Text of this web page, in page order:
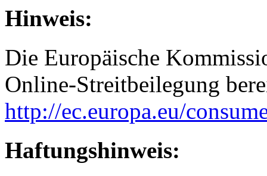
Hinweis:
Die Europäische
Online-Streitbeilegung
http://ec.europa.eu/
Haftungshinweis: